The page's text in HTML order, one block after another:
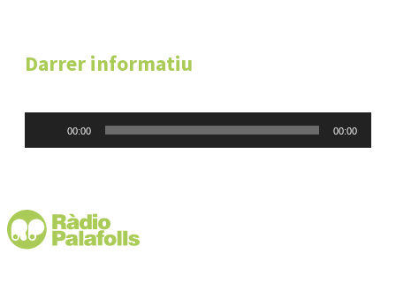
Darrer informatiu
00:00 00:00